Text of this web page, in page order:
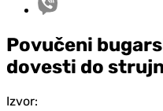
Povučeni
dovesti do
Izvor: